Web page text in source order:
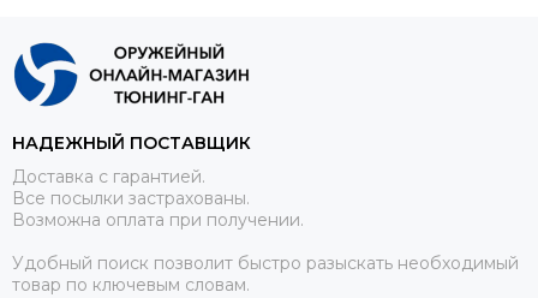
НАДЕЖНЫЙ ПОСТАВЩИК
Доставка с гарантией.
Все посылки застрахованы.
Возможна оплата при получении.
Удобный поиск позволит быстро разыскать необходимый
товар по ключевым словам.